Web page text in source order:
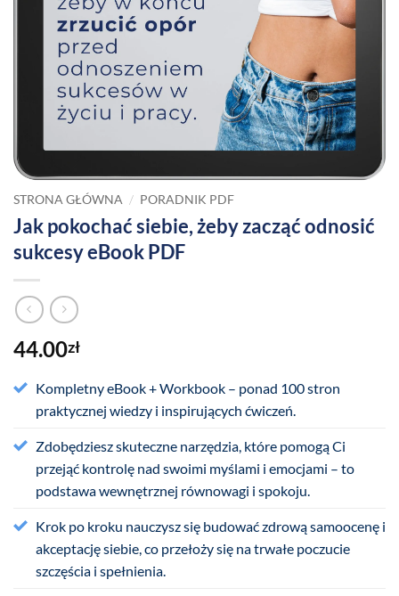
STRONA GŁÓWNA / PORADNIK PDF
Jak pokochać siebie, żeby zacząć odnosić
sukcesy eBook PDF
44.00zł
Kompletny eBook + Workbook – ponad 100 stron
praktycznej wiedzy i inspirujących ćwiczeń.
Zdobędziesz skuteczne narzędzia, które pomogą Ci
przejąć kontrolę nad swoimi myślami i emocjami – to
podstawa wewnętrznej równowagi i spokoju.
Krok po kroku nauczysz się budować zdrową samoocenę i
akceptację siebie, co przełoży się na trwałe poczucie
szczęścia i spełnienia.